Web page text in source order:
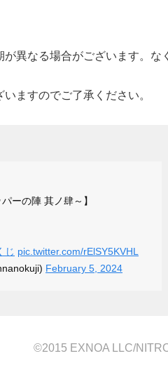
異なる場合がございます。な
ますのでご了承ください。
ーの陣 其ノ肆～】
じ pic.twitter.com/rElSY5KVHL
February 5, 2024
©2015 EXNOA LLC/